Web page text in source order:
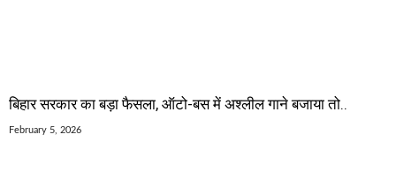
बिहार सरकार का बड़ा फैसला, ऑटो-बस में अश्लील गाने बजाया तो..
February 5, 2026